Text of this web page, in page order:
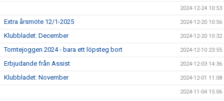
2024-12-24 10:53
Extra årsmöte 12/1-2025 2024-12-20 10:56
Klubbladet: December 2024-12-20 10:32
Tomtejoggen 2024 - bara ett löpsteg bort 2024-12-10 23:55
Erbjudande från Assist 2024-12-03 14:36
Klubbladet: November 2024-12-01 11:08
2024-11-04 15:06